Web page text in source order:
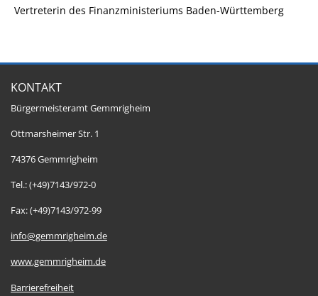
Vertreterin des Finanzministeriums Baden-Württemberg
KONTAKT
Bürgermeisteramt Gemmrigheim
Ottmarsheimer Str. 1
74376 Gemmrigheim
Tel.: (+49)7143/972-0
Fax: (+49)7143/972-99
info@gemmrigheim.de
www.gemmrigheim.de
Barrierefreiheit